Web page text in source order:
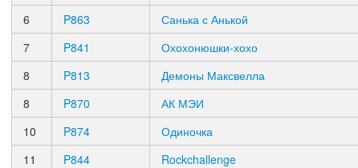
6
P863 Санька с Анькой
7
P841 Охохонюшки-хохо
8
P813 Демоны Максвелла
8
P870 АК МЭИ
10
P874 Одиночка
11
P844 Rockchallenge